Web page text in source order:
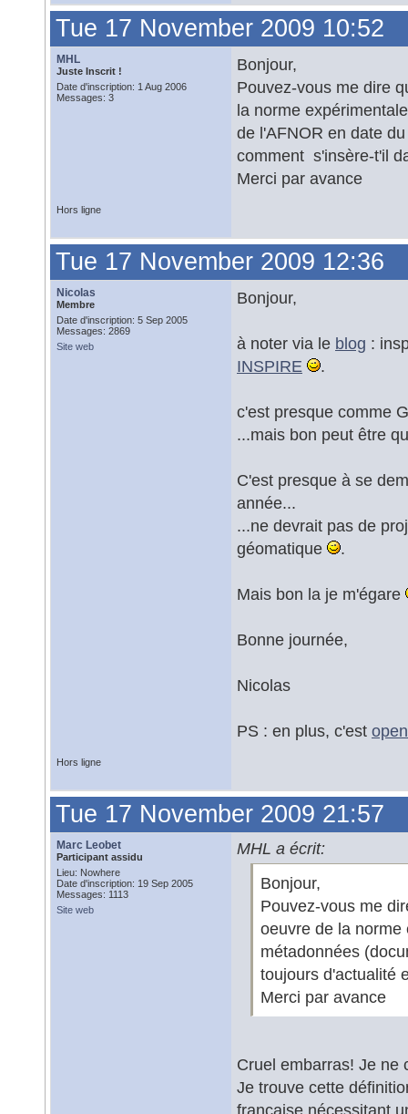
Tue 17 November 2009 10:52
MHL
Juste Inscrit !
Date d'inscription: 1 Aug 2006
Messages: 3
Bonjour,
Pouvez-vous me dire
la norme
de l'AFNOR en date
comment s'insère-t'il
Merci par avance
Hors ligne
Tue 17 November 2009 12:36
Nicolas
Membre
Date d'inscription: 5 Sep 2005
Messages: 2869
Site web
Bonjour,
à noter via le blog :
INSPIRE
.
c'est presque comme
...mais bon peut être
C'est presque à se
année...
...ne devrait pas de
géomatique
.
Mais bon la je m'égare
Bonne journée,
Nicolas
PS : en plus, c'est
Hors ligne
Tue 17 November 2009 21:57
Marc Leobet
Participant assidu
Lieu: Nowhere
Date d'inscription: 19 Sep 2005
Messages: 1113
Site web
MHL a écrit:
Bonjour,
Pouvez-vous me
oeuvre de la norme
métadonnées
toujours d'actualité
Merci par avance
Cruel embarras! Je ne
Je trouve cette
française nécessitant